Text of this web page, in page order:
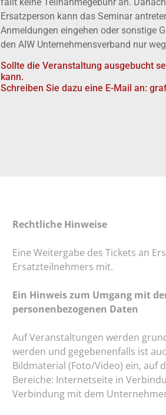
Ersatzperson kann das Seminar
Anmeldungen eingehen oder sonstige
den AIW Unternehmensverband nur
Sollte die Veranstaltung ausgebucht
kann.
Schreiben Sie dazu eine E-Mail an:
Rechtliche Hinweise
Eine Weitergabe des Tickets an
Ersatzteilnehmers mit.
Ein Hinweis zum Umgang mit
personenbezogenen Daten
Auf Veranstaltungen werden
werden und gegebenenfalls ist
Bildmaterial (Foto/Video) ein, auf
Bereiche: Internetseite in
Verbindung mit dem